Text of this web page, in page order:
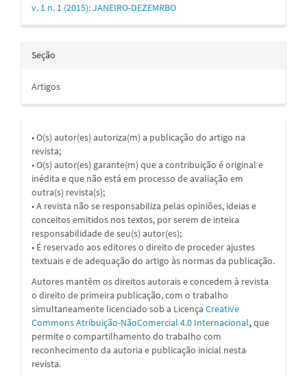
v. 1 n. 1 (2015): JANEIRO-DEZEMRBO
Seção
Artigos
• O(s) autor(es) autoriza(m) a publicação do artigo na
revista;
• O(s) autor(es) garante(m) que a contribuição é original e
inédita e que não está em processo de avaliação em
outra(s) revista(s);
• A revista não se responsabiliza pelas opiniões, ideias e
conceitos emitidos nos textos, por serem de inteira
responsabilidade de seu(s) autor(es);
• É reservado aos editores o direito de proceder ajustes
textuais e de adequação do artigo às normas da publicação.
Autores mantêm os direitos autorais e concedem à revista
o direito de primeira publicação, com o trabalho
simultaneamente licenciado sob a Licença Creative
Commons Atribuição-NãoComercial 4.0 Internacional,que
permite o compartilhamento do trabalho com
reconhecimento da autoria e publicação inicial nesta
revista.